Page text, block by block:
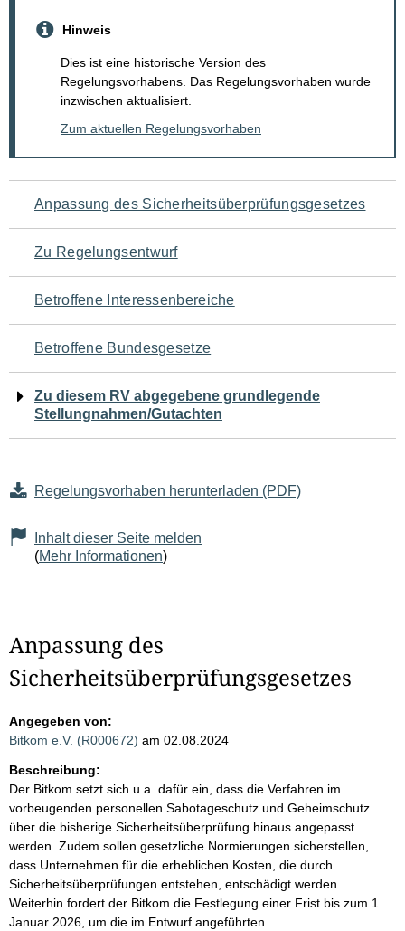
Hinweis
Dies ist eine historische Version des
Regelungsvorhabens. Das Regelungsvorhaben wurde
inzwischen aktualisiert.
Zum aktuellen Regelungsvorhaben
Navigation
für
den
Seiteninhalt
Anpassung des Sicherheitsüberprüfungsgesetzes
Zu Regelungsentwurf
Betroffene Interessenbereiche
Betroffene Bundesgesetze
Zu diesem RV abgegebene grundlegende
Stellungnahmen/Gutachten
Regelungsvorhaben herunterladen (PDF)
Inhalt dieser Seite melden
(Mehr Informationen)
Anpassung des
Sicherheitsüberprüfungsgesetzes
Angegeben von:
Bitkom e.V. (R000672) am 02.08.2024
Beschreibung:
Der Bitkom setzt sich u.a. dafür ein, dass die Verfahren im
vorbeugenden personellen Sabotageschutz und Geheimschutz
über die bisherige Sicherheitsüberprüfung hinaus angepasst
werden. Zudem sollen gesetzliche Normierungen sicherstellen,
dass Unternehmen für die erheblichen Kosten, die durch
Sicherheitsüberprüfungen entstehen, entschädigt werden.
Weiterhin fordert der Bitkom die Festlegung einer Frist bis zum 1.
Januar 2026, um die im Entwurf angeführten